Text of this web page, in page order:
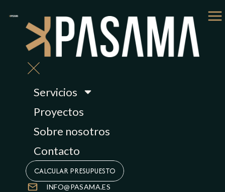
Servicios
Proyectos
Sobre nosotros
Contacto
CALCULAR PRESUPUESTO
INFO@PASAMA.ES